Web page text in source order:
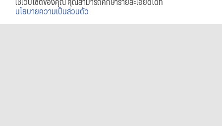
นโยบายความเป็นส่วนตัว